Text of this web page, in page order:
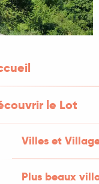
le Lot
Villes et
Plus beaux
Parking